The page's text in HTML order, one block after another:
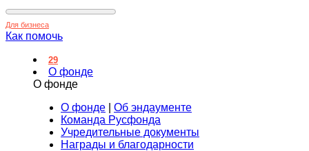
Для бизнеса
Как помочь
29
О фонде
О фонде
О фонде
Об эндаументе
Команда Русфонда
Учредительные документы
Награды и благодарности